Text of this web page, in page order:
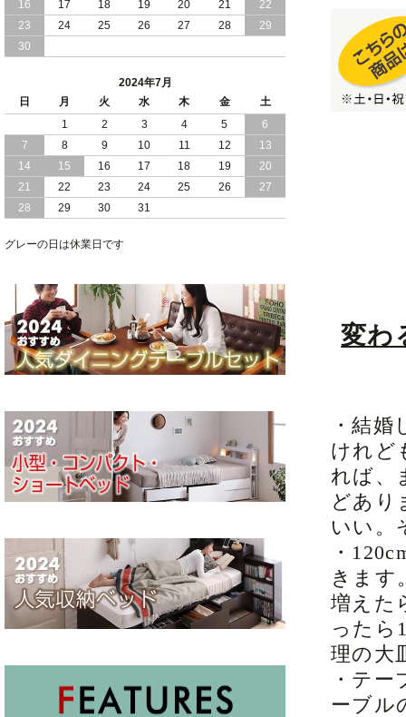
変わ
・結
けれど
れば、
どあり
いい。
・
きます
増えた
ったら
理の大
・テ
ーブル
2024/03/28
おすすめ クイーン キング ワイドキング
サイズ で 通気性ある すのこ仕様 大容
畳 仕様 で 敷き布団 が使える 引き出し
収納 付き 大容量 チェスト ベッド 日本
製 ヘッドボードなし
2024/02/23
畳 の 床面 で 敷き布団 で 寝られる 引き
出し 収納庫 付 大容量 チェスト ベッド
日本製
し 収納庫 付き チェスト ベッド 日本製
16 17 18 19 20 21
22
23
24 25 26 27 28
29
30
2024年7月
日
月 火 水 木 金
土
1
2 3 4 5
6
7
8 9 10 11 12
13
14
15 16 17 18 19
20
21
22 23 24 25 26
27
28
29 30 31
グレーの日は休業日です